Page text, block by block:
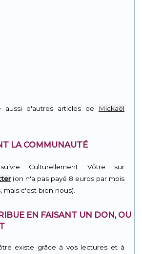
aussi d'autres articles de
Mickaël
LA COMMUNAUTÉ
Culturellement Vôtre sur
(on n'a pas payé 8 euros par mois
mais c'est bien nous).
EN FAISANT UN DON, OU
existe grâce à vos lectures et à